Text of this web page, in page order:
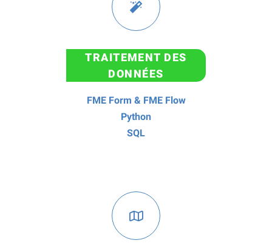
TRAITEMENT DES
DONNÉES
FME Form & FME Flow
Python
SQL